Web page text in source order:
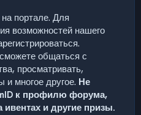
портале. Для
возможностей нашего
общаться с
просматривать,
и многое другое. Не
к профилю форума,
и другие призы.